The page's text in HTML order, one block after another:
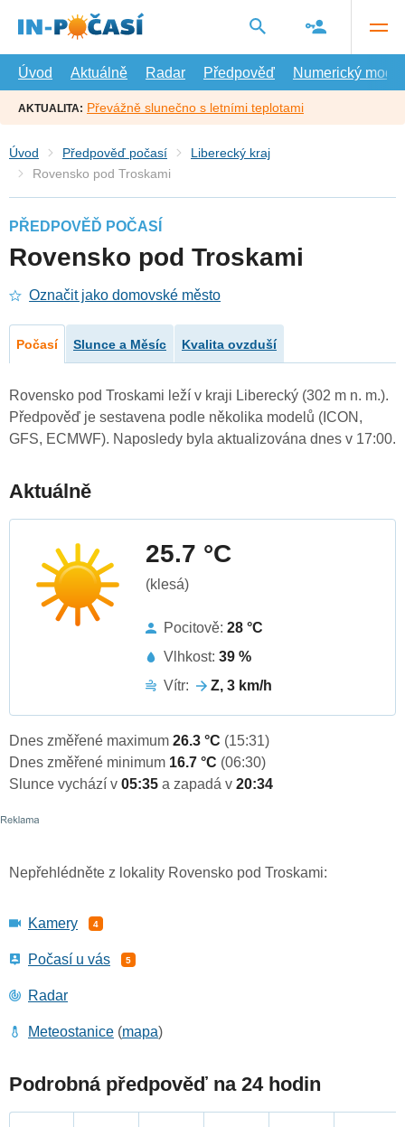
hlavní
Úvod
Aktuálně Radar Předpověď Numerický model
AKTUALITA: Převážně slunečno s letními teplotami
Úvod Předpověď počasí
Liberecký kraj
Rovensko pod Troskami
PŘEDPOVĚĎ POČASÍ
Rovensko pod Troskami
Označit jako domovské město
Počasí Slunce a Měsíc Kvalita ovzduší
Rovensko pod Troskami leží v kraji Liberecký (302 m n. m.).
Předpověď je sestavena podle několika modelů (ICON,
GFS, ECMWF). Naposledy byla aktualizována dnes v 17:00.
Aktuálně
25.7 °C
(klesá)
Pocitově: 28 °C
Vlhkost: 39 %
Vítr:
Z, 3 km/h
Dnes změřené maximum 26.3 °C (15:31)
Dnes změřené minimum 16.7 °C (06:30)
Slunce vychází v 05:35 a zapadá v 20:34
Nepřehlédněte z lokality Rovensko pod Troskami:
Kamery 4
Počasí u vás 5
Radar
Meteostanice (mapa)
Podrobná předpověď na 24 hodin